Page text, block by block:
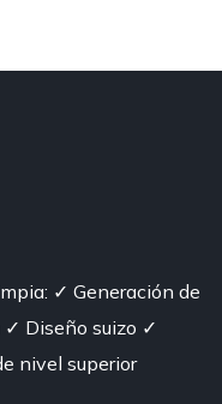
✓ Generación de
✓ Diseño suizo ✓
nivel superior